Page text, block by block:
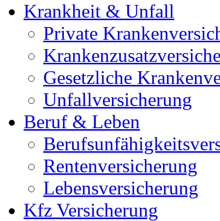
Krankheit & Unfall
Private
Gesetzliche
Unfallversicherung
Beruf & Leben
Rentenversicherung
Lebensversicherung
Kfz Versicherung